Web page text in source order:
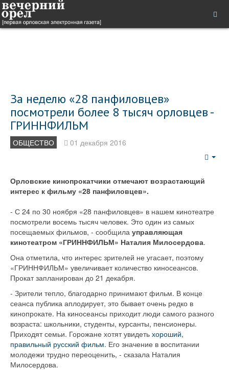
За неделю «28 панфиловцев»
посмотрели более 8 тысяч орловцев -
ГРИННФИЛЬМ
ОБЩЕСТВО 01 декабря 2016
Орловские кинопрокатчики отмечают возрастающий
интерес к фильму «28 панфиловцев».
- С 24 по 30 ноября «28 панфиловцев» в нашем кинотеатре
посмотрели восемь тысяч человек. Это один из самых
посещаемых фильмов, - сообщила управляющая
кинотеатром «ГРИННФИЛЬМ» Наталия Милосердова.
Она отметила, что интерес зрителей не угасает, поэтому
«ГРИННФИЛЬМ» увеличивает количество киносеансов.
Прокат запланирован до 21 декабря.
- Зрители тепло, благодарно принимают фильм. В конце
сеанса публика аплодирует, это бывает очень редко в
кинопрокате. На киносеансы приходит люди самого разного
возраста: школьники, студенты, курсанты, пенсионеры.
Приходят семьи. Горожане хотят увидеть хороший,
правильный русский фильм. Его значение в воспитании
молодежи трудно переоценить, - сказала Наталия
Милосердова.